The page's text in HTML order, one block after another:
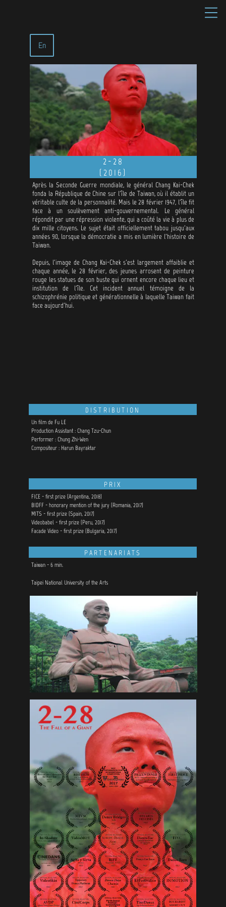
En
2-28
(2016)
Après la Seconde Guerre mondiale, le général Chang Kai-Chek
fonda la République de Chine sur l'île de Taiwan, où il établit un
véritable culte de la personnalité. Mais le 28 février 1947, l'île fit
face à un soulèvement anti-gouvernemental. Le général
répondit par une répression violente, qui a coûté la vie à plus de
dix mille citoyens. Le sujet était officiellement tabou jusqu'aux
années 90, lorsque la démocratie a mis en lumière l'histoire de
Taiwan.
Depuis, l'image de Chang Kai-Chek s'est largement affaiblie et
chaque année, le 28 février, des jeunes arrosent de peinture
rouge les statues de son buste qui ornent encore chaque lieu et
institution de l'île. Cet incident annuel témoigne de la
schizophrénie politique et générationnelle à laquelle Taiwan fait
face aujourd'hui.
PRIX
FICE - first prize (Argentina, 2018)
BIDFF - honorary mention of the jury (Romania, 2017)
MITS - first prize (Spain, 2017)
Videobabel - first prize (Peru, 2017)
Facade Video - first prize (Bulgaria, 2017)
DISTRIBUTION
Un film de Fu LE
Production Assistant : Chang Tzu-Chun
Performer : Chung Zhi-Wen
Compositeur : Harun Bayraktar
PARTENARIATS
Taiwan - 6 min.
Taipei National University of the Arts